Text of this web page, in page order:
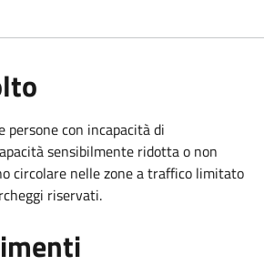
persone con incapacità di
sensibilmente ridotta o non
circolare nelle zone a traffico limitato
riservati.